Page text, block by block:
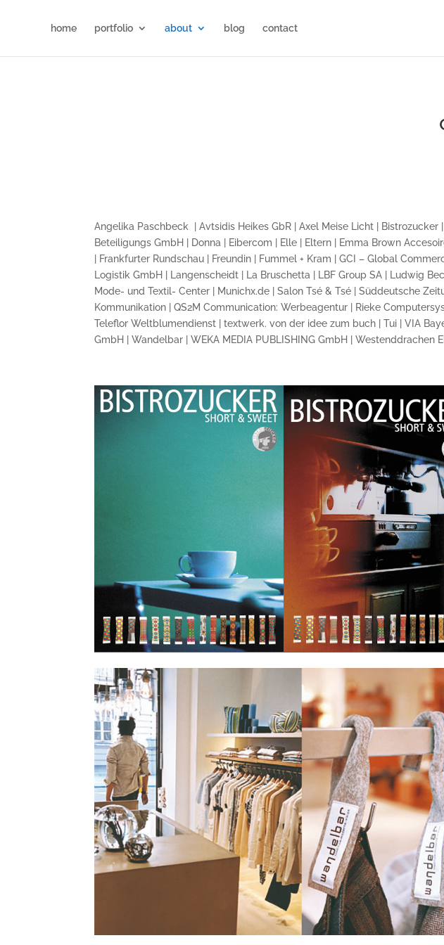
home portfolio about blog contact
Angelika Paschbeck | Avtsidis Heikes GbR | Axel Meise Licht |
Beteiligungs GmbH | Donna | Eibercom | Elle | Eltern | Emma Brown
| Frankfurter Rundschau | Freundin | Fummel + Kram | GCI – Global
Logistik GmbH | Langenscheidt | La Bruschetta | LBF Group SA | Ludwig
Mode- und Textil- Center | Munichx.de | Salon Tsé & Tsé | Süddeutsche
Kommunikation | QS2M Communication: Werbeagentur | Rieke
Teleflor Weltblumendienst | textwerk. von der idee zum buch | Tui | VIA
GmbH | Wandelbar | WEKA MEDIA PUBLISHING GmbH | Westenddrachen